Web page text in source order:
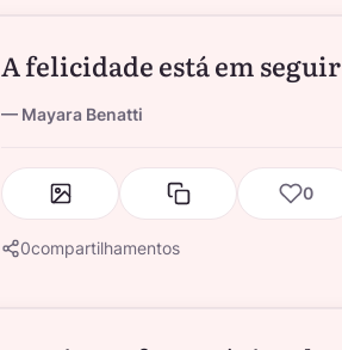
A felicidade está em
Mayara Benatti
0
0compartilhamentos